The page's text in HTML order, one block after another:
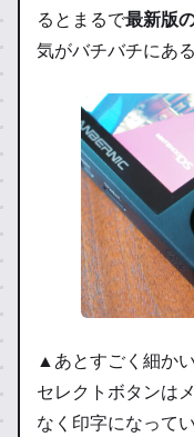
るとまるで最新版
気がバチバチにある
▲あとすごく細か
セレクトボタンは
なく印字になって